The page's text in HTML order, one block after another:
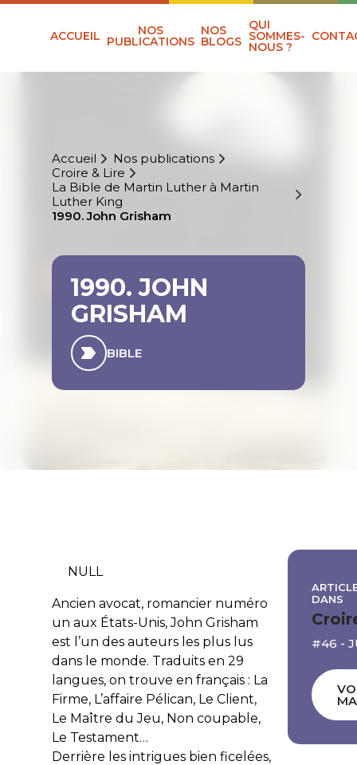
ACCUEIL NOS
PUBLICATIONS
NOS
BLOGS
QUI
SOMMES-
NOUS ?
Accueil
Nos publications
Croire & Lire
La Bible de Martin Luther à Martin
Luther King
1990. John Grisham
1990. JOHN
GRISHAM
BIBLE
NULL
Ancien avocat, romancier numéro
un aux États-Unis, John Grisham
est l’un des auteurs les plus lus
dans le monde. Traduits en 29
langues, on trouve en français : La
Firme, L’affaire Pélican, Le Client,
Le Maître du Jeu, Non coupable,
Le Testament…
Derrière les intrigues bien ficelées,
DANS
#46 -